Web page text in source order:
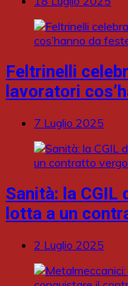
Feltrinelli
lavoratori
7 Luglio 2025
Sanità: la CGIL
lotta a un
2 Luglio 2025